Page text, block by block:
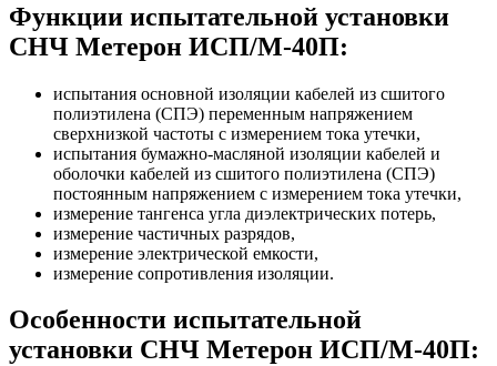
Функции испытательной установки
СНЧ Метерон ИСП/М-40П:
испытания основной изоляции кабелей из сшитого
полиэтилена (СПЭ) переменным напряжением
сверхнизкой частоты с измерением тока утечки,
испытания бумажно-масляной изоляции кабелей и
оболочки кабелей из сшитого полиэтилена (СПЭ)
постоянным напряжением с измерением тока утечки,
измерение тангенса угла диэлектрических потерь,
измерение частичных разрядов,
измерение электрической емкости,
измерение сопротивления изоляции.
Особенности испытательной
установки СНЧ Метерон ИСП/М-40П: